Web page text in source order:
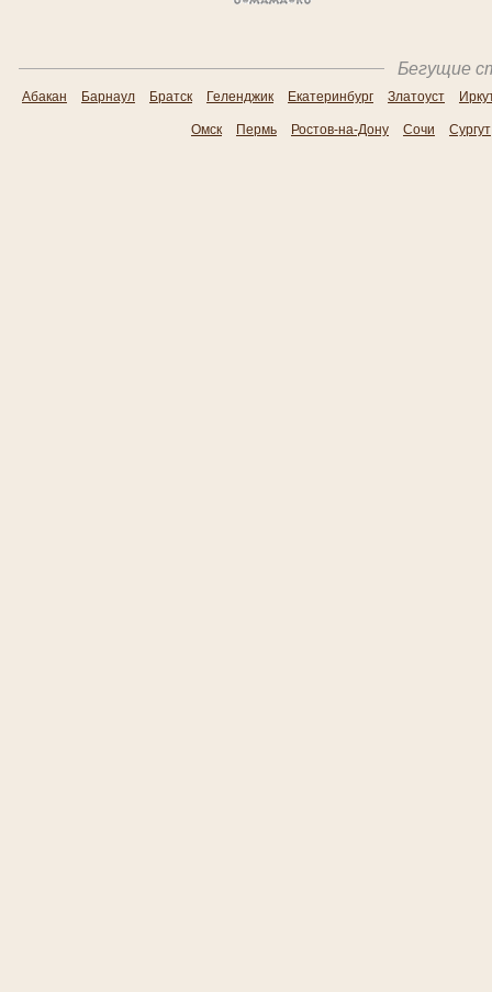
Бегущие
Абакан Барнаул Братск Геленджик Екатеринбург Златоуст
Омск Пермь Ростов-на-Дону Сочи Сургут